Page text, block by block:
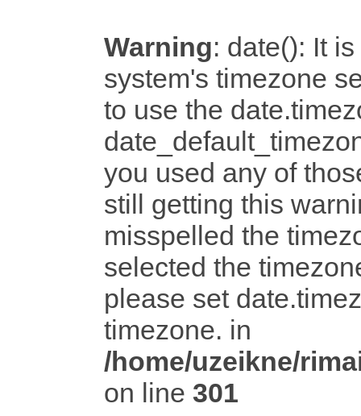
Warning: date(): It
system's timezone
to use the
you used any of
still getting this
misspelled the
selected the
please set
timezone. in
/home/uzeikne/
on line 301